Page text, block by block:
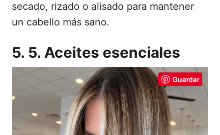
secado, rizado o alisado para mantener
un cabello más sano.
5. 5. Aceites esenciales
Guardar